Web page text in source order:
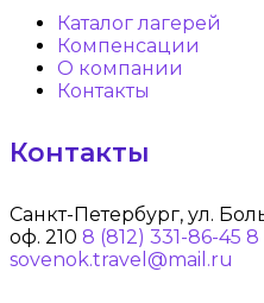
Каталог лагерей
Компенсации
О компании
Контакты
Контакты
Санкт-Петербург, ул.
оф. 210 8 (812) 331-86-45 8
sovenok.travel@mail.ru